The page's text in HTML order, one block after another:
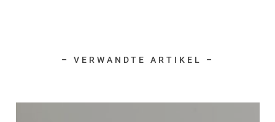
– VERWANDTE ARTIKEL –